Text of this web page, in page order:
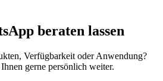
beraten lassen
Verfügbarkeit oder Anwendung?
gerne persönlich weiter.